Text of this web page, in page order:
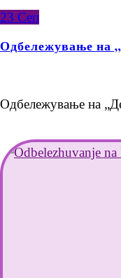
23 Сеп
Одбележување на
Одбележување на